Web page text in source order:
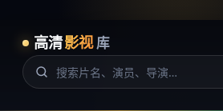
高清影视 库